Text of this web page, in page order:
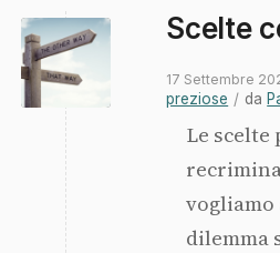
Scelte
17 Settembre
preziose / da
Le scelte
vogliamo
dilemma